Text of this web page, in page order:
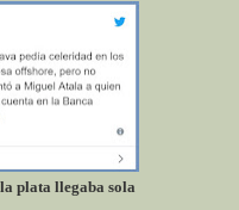
plata llegaba sola